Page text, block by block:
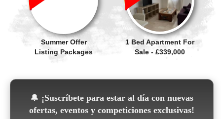
Summer Offer
Listing Packages
1 Bed Apartment For
Sale - £339,000
🔔 ¡Suscríbete para estar al día con nuevas
ofertas, eventos y competiciones exclusivas!